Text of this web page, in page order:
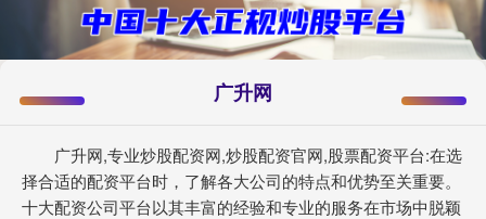
广升网
广升网,专业炒股配资网,炒股配资官网,股票配资平台:在选
择合适的配资平台时，了解各大公司的特点和优势至关重要。
十大配资公司平台以其丰富的经验和专业的服务在市场中脱颖